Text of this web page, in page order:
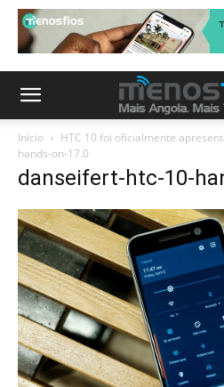
Início HTC 10 foi oficialmente
hands-on-17.0
danseifert-htc-10-